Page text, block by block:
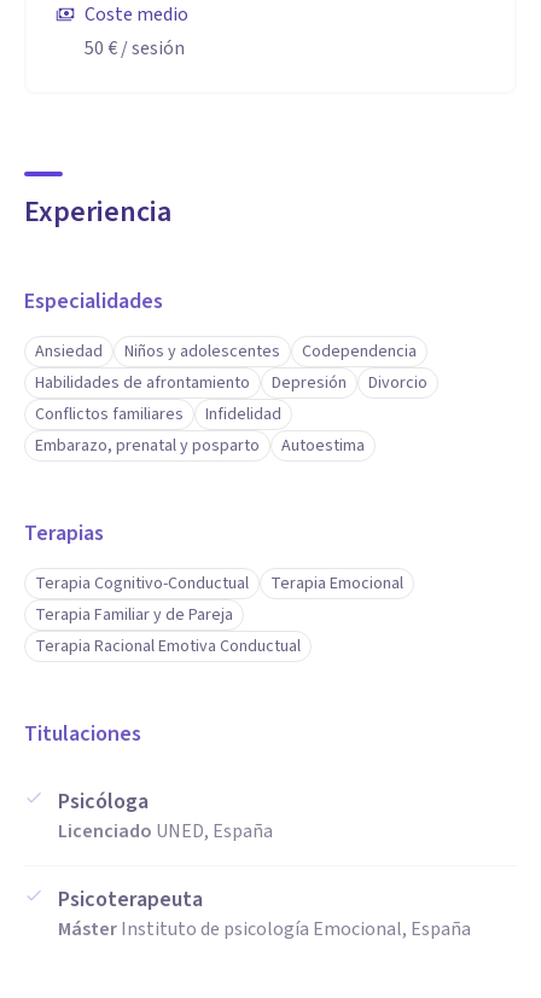
Coste medio
50 €/ sesión
Experiencia
Especialidades
Ansiedad Niños y adolescentes
Codependencia
Habilidades de afrontamiento
Depresión
Divorcio
Conflictos familiares
Infidelidad
Embarazo, prenatal y posparto
Autoestima
Terapias
Terapia Cognitivo-Conductual
Terapia Emocional
Terapia Familiar y de Pareja
Terapia Racional Emotiva Conductual
Titulaciones
Psicóloga
Licenciado UNED, España
Psicoterapeuta
MásterInstituto de psicología Emocional, España